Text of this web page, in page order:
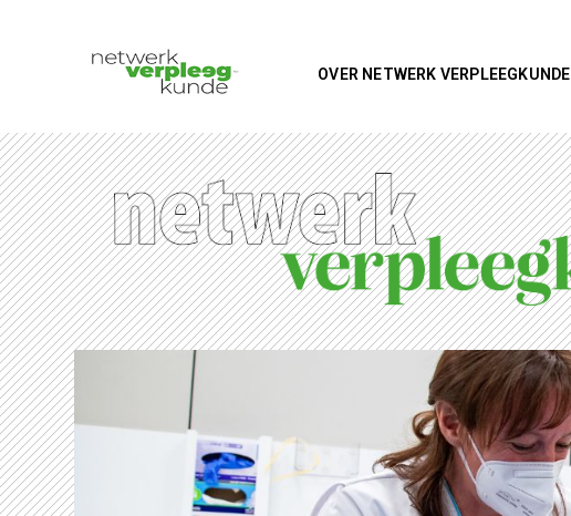
OVER NETWERK VERPLEEGKUNDE